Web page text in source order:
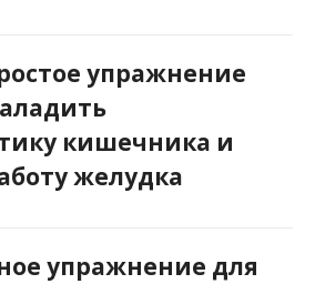
упражнение
кишечника и
желудка
упражнение для